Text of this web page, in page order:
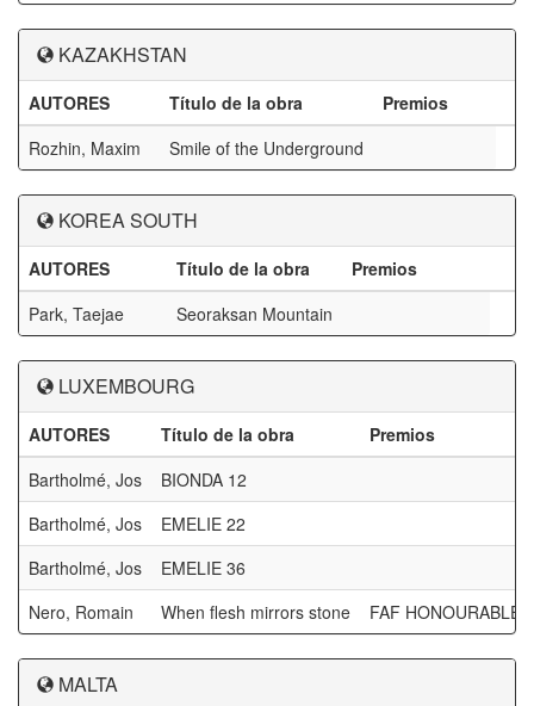
KAZAKHSTAN
AUTORES Título de la obra
Premios
Rozhin, Maxim
Smile of the Underground
KOREA SOUTH
AUTORES Título de la obra
Premios
Park, Taejae
Seoraksan Mountain
LUXEMBOURG
AUTORES Título de la obra
Premios
Bartholmé, Jos
BIONDA 12
Bartholmé, Jos
EMELIE 22
Bartholmé, Jos
EMELIE 36
Nero, Romain
When flesh mirrors stone FAF HONOURABLE
MALTA